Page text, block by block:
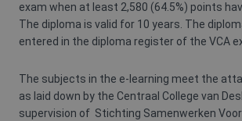
exam when at least 2,580 (64.5%) points
The diploma is valid for 10 years. The
entered in the diploma register of the VCA
The subjects in the e-learning meet the
as laid down by the Centraal College van
supervision of Stichting Samenwerken Voor